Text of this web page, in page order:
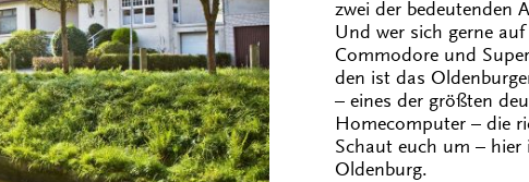
zwei der bedeutenden
Und wer sich gerne
Commodore und
den ist das
– eines der größten
Homecomputer – die
Schaut euch um – hier
Oldenburg.